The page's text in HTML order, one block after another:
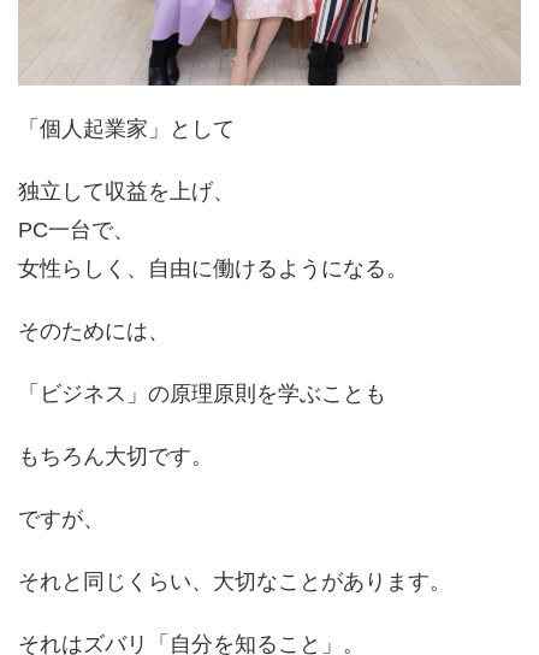
「個人起業家」として
独立して収益を上げ、
PC一台で、
女性らしく、自由に働けるようになる。
そのためには、
「ビジネス」の原理原則を学ぶことも
もちろん大切です。
ですが、
それと同じくらい、大切なことがあります。
それはズバリ 「自分を知ること」。